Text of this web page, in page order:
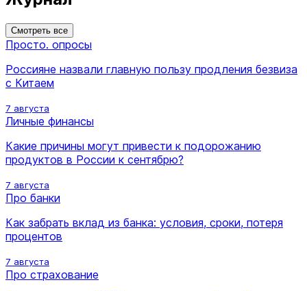
Смотреть все
Просто. опросы
Россияне назвали главную пользу продления безвиза
с Китаем
7 августа
Личные финансы
Какие причины могут привести к подорожанию
продуктов в России к сентябрю?
7 августа
Про банки
Как забрать вклад из банка: условия, сроки, потеря
процентов
7 августа
Про страхование